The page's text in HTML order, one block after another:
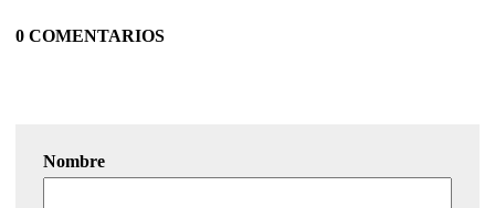
0 COMENTARIOS
Nombre